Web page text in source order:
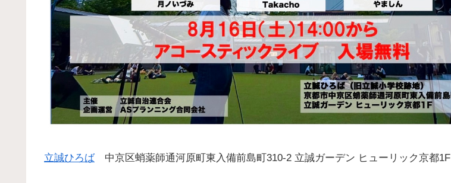
立誠ひろば中京区蛸薬師通河原町東入備前島町310-2 立誠ガーデン ヒューリック京都1F